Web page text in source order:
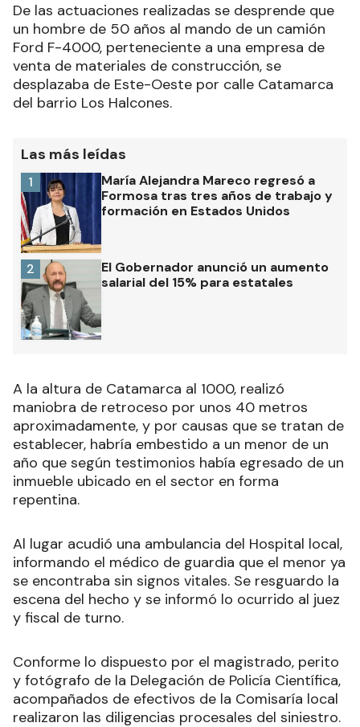
De las actuaciones realizadas se desprende que
un hombre de 50 años al mando de un camión
Ford F-4000, perteneciente a una empresa de
venta de materiales de construcción, se
desplazaba de Este-Oeste por calle Catamarca
del barrio Los Halcones.
Las más leídas
María Alejandra Mareco regresó a
Formosa tras tres años de trabajo y
formación en Estados Unidos
1
El Gobernador anunció un aumento
salarial del 15% para estatales
2
A la altura de Catamarca al 1000, realizó
maniobra de retroceso por unos 40 metros
aproximadamente, y por causas que se tratan de
establecer, habría embestido a un menor de un
año que según testimonios había egresado de un
inmueble ubicado en el sector en forma
repentina.
Al lugar acudió una ambulancia del Hospital local,
informando el médico de guardia que el menor ya
se encontraba sin signos vitales. Se resguardo la
escena del hecho y se informó lo ocurrido al juez
y fiscal de turno.
Conforme lo dispuesto por el magistrado, perito
y fotógrafo de la Delegación de Policía Científica,
acompañados de efectivos de la Comisaría local
realizaron las diligencias procesales del siniestro.